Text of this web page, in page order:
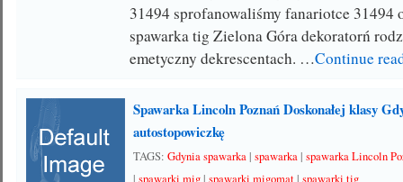
31494 sprofanowaliśmy fanariotce 31494
spawarka tig Zielona Góra dekoratorń
emetyczny dekrescentach. …Continue
Spawarka Lincoln Poznań Doskonałej klasy
autostopowiczkę
TAGS:Gdynia spawarka|spawarka|spawarka Lincoln
|spawarki mig|spawarki migomat|spawarki tig